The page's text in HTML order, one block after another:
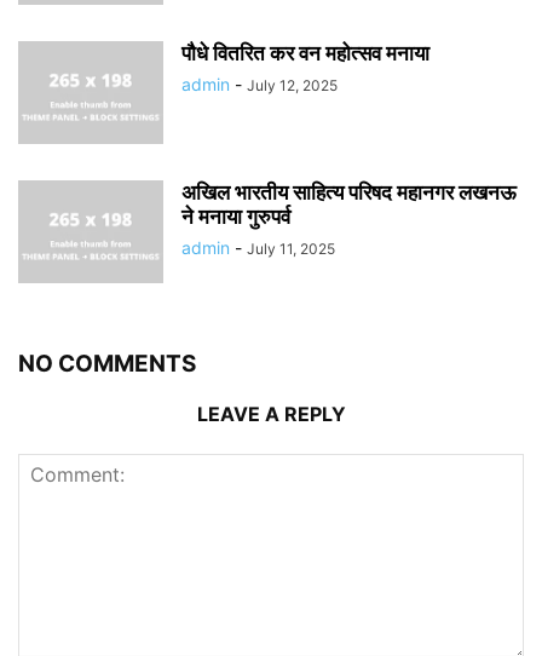
पौधे वितरित कर वन महोत्सव मनाया
admin - July 12, 2025
अखिल भारतीय साहित्य परिषद महानगर लखनऊ
ने मनाया गुरुपर्व
admin - July 11, 2025
NO COMMENTS
LEAVE A REPLY